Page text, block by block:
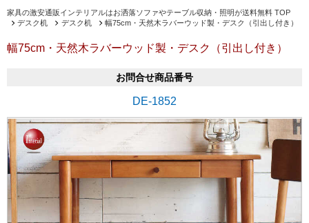
家具の激安通販インテリアルはお洒落ソファやテーブル収納・照明が送料無料 TOP
デスク机
デスク机 幅75cm・天然木ラバーウッド製・デスク（引出し付き）
幅75cm・天然木ラバーウッド製・デスク（引出し付き）
お問合せ商品番号
DE-1852